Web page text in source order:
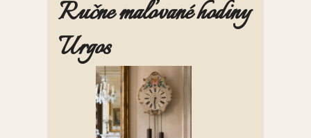
Ručne maľované hodiny
Urgos